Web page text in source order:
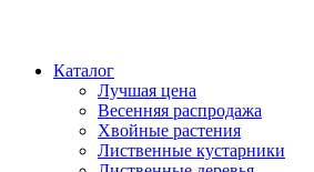
Каталог
Лучшая цена
Весенняя распродажа
Хвойные растения
Лиственные кустарники